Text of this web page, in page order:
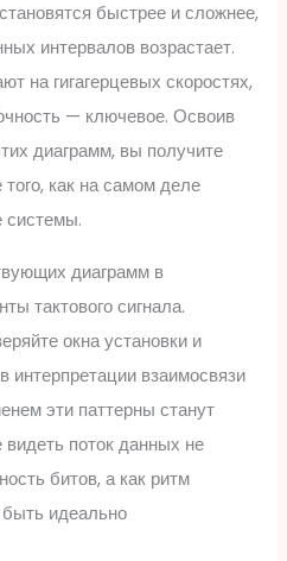
быстрее и сложнее,
интервалов возрастает.
на гигагерцевых скоростях,
— ключевое. Освоив
диаграмм, вы получите
как на самом деле
диаграмм в
тактового сигнала.
окна установки и
интерпретации взаимосвязи
эти паттерны станут
поток данных не
битов, а как ритм
идеально